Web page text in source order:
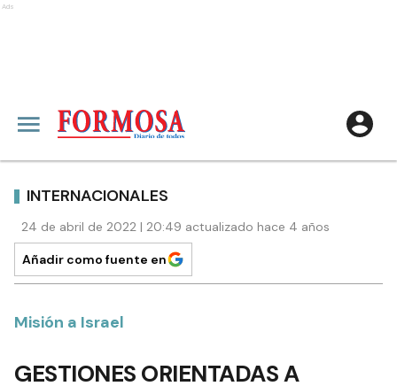
Ads
INTERNACIONALES
24 de abril de 2022 | 20:49 actualizado hace 4 años
Añadir como fuente en
Misión a Israel
GESTIONES ORIENTADAS A